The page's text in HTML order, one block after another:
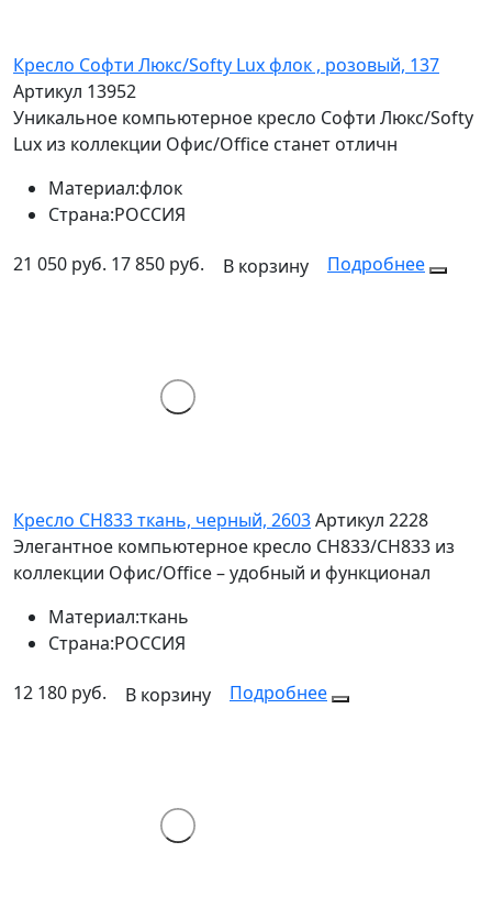
Кресло Софти Люкс/Softy Lux флок , розовый, 137
Артикул 13952
Уникальное компьютерное кресло Софти Люкс/Softy
Lux из коллекции Офис/Office станет отличн
Материал:флок
Страна:РОССИЯ
21 050 руб. 17 850 руб. В корзину Подробнее
Кресло СН833 ткань, черный, 2603Артикул 2228
Элегантное компьютерное кресло СН833/СН833 из
коллекции Офис/Office – удобный и функционал
Материал:ткань
Страна:РОССИЯ
12 180 руб. В корзину Подробнее